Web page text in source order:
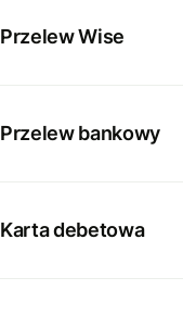
Przelew Wise
Przelew bankowy
Karta debetowa